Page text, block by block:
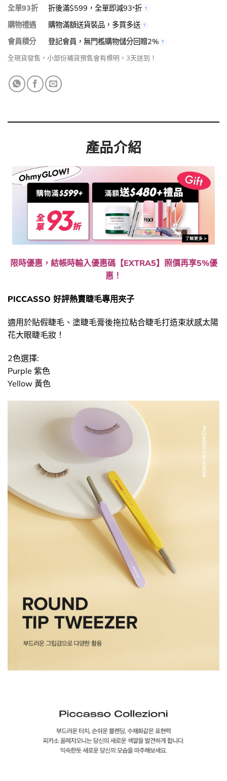
全單93折
折後滿$599，全單即減93*折
購物禮遇
購物滿額送貨裝品，多買多送
會員積分
登記會員，無門檻購物儲分回贈2%
全現貨發售，小部份補貨預售會有標明，3天送到！
產品介紹
限時優惠，結帳時輸入優惠碼【EXTRA5】照價再享5%優
惠！
PICCASSO 好評熱賣睫毛專用夾子
適用於貼假睫毛、塗睫毛膏後拖拉粘合睫毛打造束狀感太陽
花大眼睫毛妝！
2色選擇:
Purple 紫色
Yellow 黃色